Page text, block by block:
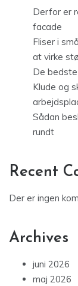
Derfor er
facade
Fliser i
at virke
De
Klude og
Sådan
rundt
Recent
Der er ingen
Archives
juni 2026
maj 2026